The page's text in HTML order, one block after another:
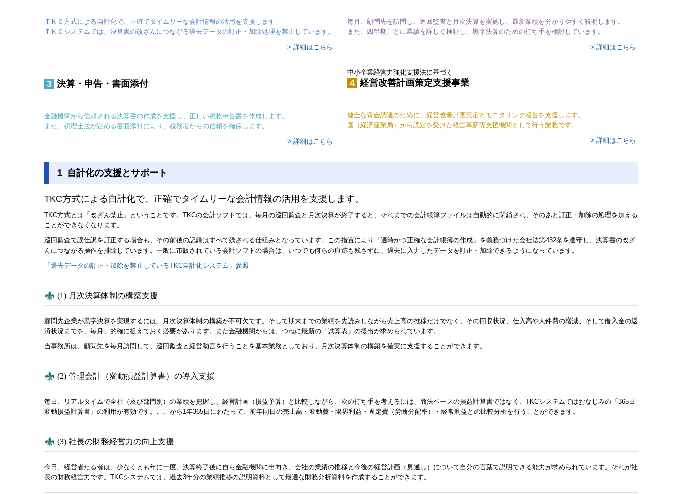
ＴＫＣ方式による自計化で、正確でタイムリーな会計情報の活用を支援します。
ＴＫＣシステムでは、決算書の改ざんにつながる過去データの訂正・加除処理を禁止しています。
> 詳細はこちら
毎月、顧問先を訪問し、巡回監査と月次決算を実施し、最新業績を分かりやすく説明します。
また、四半期ごとに業績を詳しく検証し、黒字決算のための打ち手を検討しています。
> 詳細はこちら
3 決算・申告・書面添付
金融機関から信頼される決算書の作成を支援し、正しい税務申告書を作成します。
また、税理士法が定める書面添付により、税務署からの信頼を確保します。
> 詳細はこちら
中小企業経営力強化支援法に基づく
4 経営改善計画策定支援事業
健全な資金調達のために、経営改善計画策定とモニタリング報告を支援します。
国（経済産業局）から認定を受けた経営革新等支援機関として行う業務です。
> 詳細はこちら
１ 自計化の支援とサポート
TKC方式による自計化で、正確でタイムリーな会計情報の活用を支援します。
TKC方式とは「改ざん禁止」ということです。TKCの会計ソフトでは、毎月の巡回監査と月次決算が終了すると、それまでの会計帳簿ファイルは自動的に閉鎖され、そのあと訂正・加除の処理を加える
ことができなくなります。
巡回監査で誤仕訳を訂正する場合も、その前後の記録はすべて残される仕組みとなっています。この措置により「適時かつ正確な会計帳簿の作成」を義務づけた会社法第432条を遵守し、決算書の改ざ
んにつながる操作を排除しています。一般に市販されている会計ソフトの場合は、いつでも何らの痕跡も残さずに、過去に入力したデータを訂正・加除できるようになっています。
「過去データの訂正・加除を禁止しているTKC自計化システム」参照
(1) 月次決算体制の構築支援
顧問先企業が黒字決算を実現するには、月次決算体制の構築が不可欠です。そして期末までの業績を先読みしながら売上高の推移だけでなく、その回収状況、仕入高や人件費の増減、そして借入金の返
済状況までを、毎月、的確に捉えておく必要があります。また金融機関からは、つねに最新の「試算表」の提出が求められています。
当事務所は、顧問先を毎月訪問して、巡回監査と経営助言を行うことを基本業務としており、月次決算体制の構築を確実に支援することができます。
(2) 管理会計（変動損益計算書）の導入支援
毎日、リアルタイムで全社（及び部門別）の業績を把握し、経営計画（損益予算）と比較しながら、次の打ち手を考えるには、商法ベースの損益計算書ではなく、TKCシステムではおなじみの「365日
変動損益計算書」の利用が有効です。ここから1年365日にわたって、前年同日の売上高・変動費・限界利益・固定費（労働分配率）・経常利益との比較分析を行うことができます。
(3) 社長の財務経営力の向上支援
今日、経営者たる者は、少なくとも年に一度、決算終了後に自ら金融機関に出向き、会社の業績の推移と今後の経営計画（見通し）について自分の言葉で説明できる能力が求められています。それが社
長の財務経営力です。TKCシステムでは、過去3年分の業績推移の説明資料として最適な財務分析資料を作成することができます。